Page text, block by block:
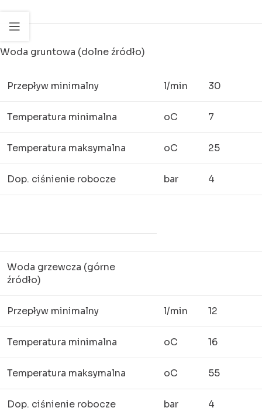
Woda gruntowa (dolne źródło)
Przepływ minimalny l/min 30
Temperatura minimalna oC 7
Temperatura maksymalna oC 25
Dop. ciśnienie robocze bar 4
Woda grzewcza (górne
źródło)
Przepływ minimalny l/min 12
Temperatura minimalna oC 16
Temperatura maksymalna oC 55
Dop. ciśnienie robocze bar 4